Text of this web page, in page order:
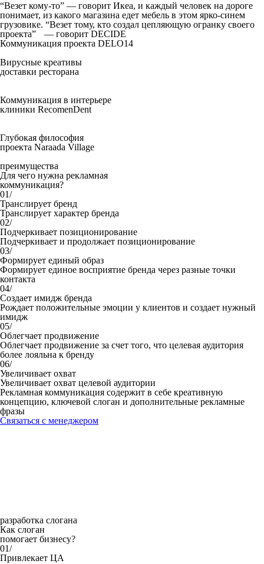
“Везет кому-то” — говорит Икеа, и каждый человек на дороге
понимает, из какого магазина едет мебель в этом ярко-синем
грузовике. “Везет тому, кто создал цепляющую огранку своего
проекта” — говорит DECIDE
Коммуникация проекта DELO14
Вирусные креативы
доставки ресторана
Коммуникация в интерьере
клиники RecomenDent
Глубокая философия
проекта Naraada Village
преимущества
Для чего нужна рекламная
коммуникация?
01/
Транслирует бренд
Транслирует характер бренда
02/
Подчеркивает позиционирование
Подчеркивает и продолжает позиционирование
03/
Формирует единый образ
Формирует единое восприятие бренда через разные точки
контакта
04/
Создает имидж бренда
Рождает положительные эмоции у клиентов и создает нужный
имидж
05/
Облегчает продвижение
Облегчает продвижение за счет того, что целевая аудитория
более лояльна к бренду
06/
Увеличивает охват
Увеличивает охват целевой аудитории
Рекламная коммуникация содержит в себе креативную
концепцию, ключевой слоган и дополнительные рекламные
фразы
Связаться с менеджером
разработка слогана
Как слоган
помогает бизнесу?
01/
Привлекает ЦА